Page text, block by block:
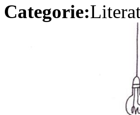
Categorie: